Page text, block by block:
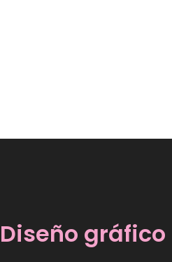
Diseño gráfico